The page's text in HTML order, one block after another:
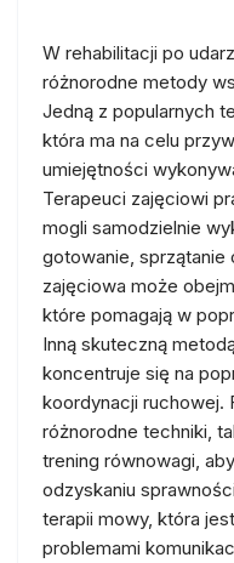
W rehabilitacji po
różnorodne metody
Jedną z popularnych
która ma na celu
umiejętności
Terapeuci zajęciowi
mogli samodzielnie
gotowanie, sprzątanie
zajęciowa może
które pomagają w
Inną skuteczną
koncentruje się na
koordynacji ruchowej.
różnorodne techniki,
trening równowagi,
odzyskaniu
terapii mowy, która
problemami